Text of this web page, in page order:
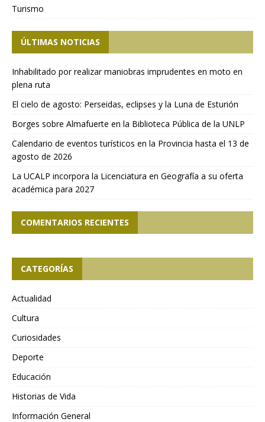
Turismo
ÚLTIMAS NOTICIAS
Inhabilitado por realizar maniobras imprudentes en moto en
plena ruta
El cielo de agosto: Perseidas, eclipses y la Luna de Esturión
Borges sobre Almafuerte en la Biblioteca Pública de la UNLP
Calendario de eventos turísticos en la Provincia hasta el 13 de
agosto de 2026
La UCALP incorpora la Licenciatura en Geografía a su oferta
académica para 2027
COMENTARIOS RECIENTES
CATEGORÍAS
Actualidad
Cultura
Curiosidades
Deporte
Educación
Historias de Vida
Información General